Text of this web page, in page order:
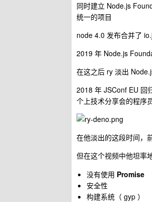
同时建立 Node.js
统一的项目
node 4.0 发布合并了
2019 年 Node.js
在这之后 ry 淡出
2018 年 JSConf EU 回
个上技术分享会的程序
在他淡出的这段时间，
但在这个视频中他坦率
没有使用 Promise
安全性
构建系统（ gyp ）